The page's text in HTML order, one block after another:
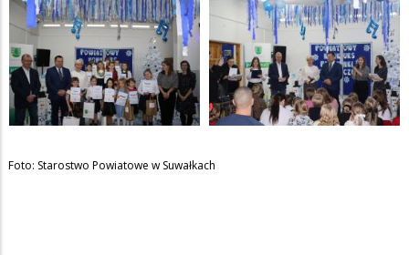
Foto: Starostwo Powiatowe w Suwałkach